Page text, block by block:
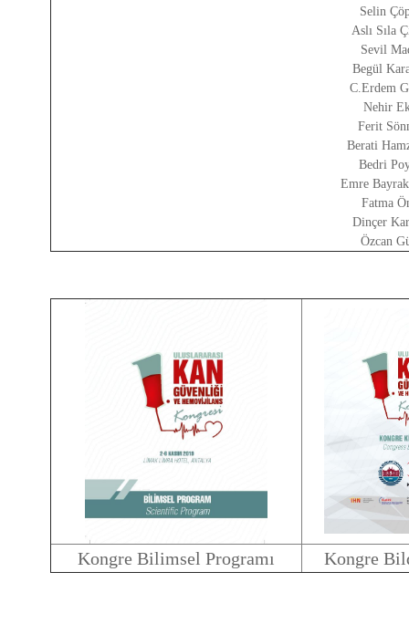
Selin
Aslı Sıla
Sevil
Begül
C.Erdem
Nehir
Ferit
Berati
Bedri
Emre
Fatma
Dinçer
Özcan
​Kongre Bilimsel Programı Kongre